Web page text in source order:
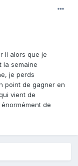
II alors que je
la semaine
je perds
point de gagner en
vient de
de